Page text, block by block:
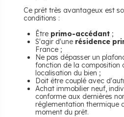
Ce prêt très avantageux est
conditions :
Être primo-accédant ;
S'agir d'une résidence
France ;
Ne pas dépasser un
fonction de la composition
localisation du bien ;
Doit être couplé avec
Achat immobilier neuf,
conforme aux dernières
réglementation thermique
moment du prêt.